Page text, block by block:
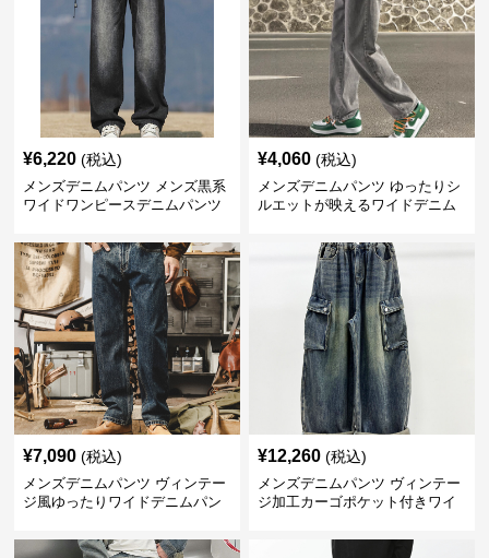
¥6,220 (税込)
メンズデニムパンツ メンズ黒系
ワイドワンピースデニムパンツ
¥4,060 (税込)
メンズデニムパンツ ゆったりシ
ルエットが映えるワイドデニム
¥7,090 (税込)
メンズデニムパンツ ヴィンテー
ジ風ゆったりワイドデニムパン
¥12,260 (税込)
メンズデニムパンツ ヴィンテー
ジ加工カーゴポケット付きワイ